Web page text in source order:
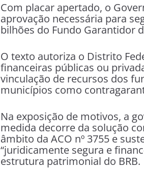
Com placar apertado, o
aprovação necessária para
bilhões do Fundo Garantidor
O texto autoriza o Distrito
financeiras públicas ou
vinculação de recursos dos
municípios como
Na exposição de motivos, a
medida decorre da solução
âmbito da ACO nº 3755 e
“juridicamente segura e
estrutura patrimonial do BRB.